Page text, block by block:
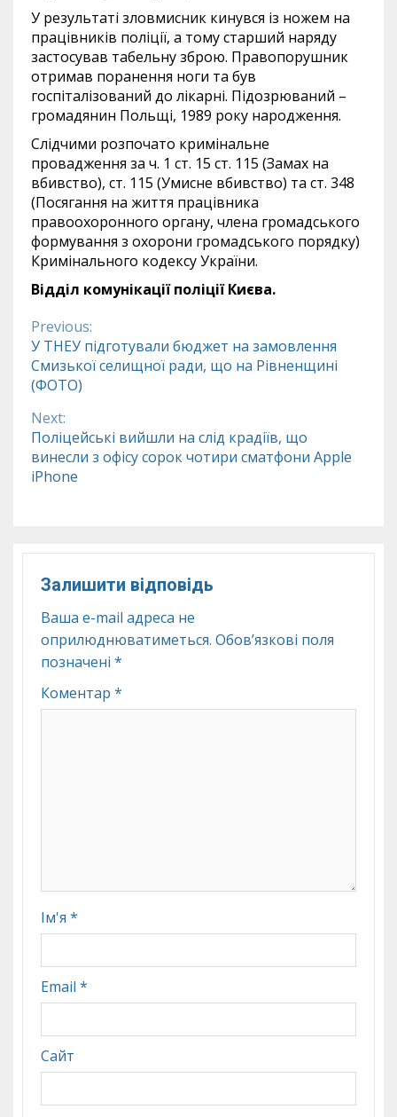
У результаті зловмисник кинувся із ножем на
працівників поліції, а тому старший наряду
застосував табельну зброю. Правопорушник
отримав поранення ноги та був
госпіталізований до лікарні. Підозрюваний –
громадянин Польщі, 1989 року народження.
Слідчими розпочато кримінальне
провадження за ч. 1 ст. 15 ст. 115 (Замах на
вбивство), ст. 115 (Умисне вбивство) та ст. 348
(Посягання на життя працівника
правоохоронного органу, члена громадського
формування з охорони громадського порядку)
Кримінального кодексу України.
Відділ комунікації поліції Києва.
Continue
Reading
Previous:
У ТНЕУ підготували бюджет на замовлення
Смизької селищної ради, що на Рівненщині
(ФОТО)
Next:
Поліцейські вийшли на слід крадіїв, що
винесли з офісу сорок чотири сматфони Apple
iPhone
Залишити відповідь
Ваша e-mail адреса не
оприлюднюватиметься. Обов’язкові поля
позначені *
Коментар *
Ім'я *
Email *
Сайт